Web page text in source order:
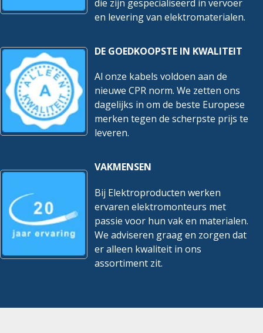
die zijn gespecialiseerd in vervoer
en levering van elektromaterialen.
DE GOEDKOOPSTE IN KWALITEIT
Al onze kabels voldoen aan de
nieuwe CPR norm. We zetten ons
dagelijks in om de beste Europese
merken tegen de scherpste prijs te
leveren.
VAKMENSEN
Bij Elektroproducten werken
ervaren elektromonteurs met
passie voor hun vak en materialen.
We adviseren graag en zorgen dat
er alleen kwaliteit in ons
assortiment zit.